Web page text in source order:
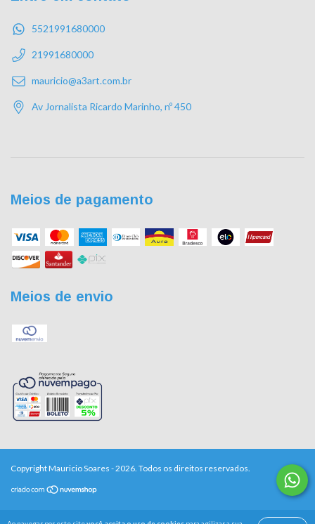
5521991680000
21991680000
mauricio@a3art.com.br
Av Jornalista Ricardo Marinho, nº 450
Meios de pagamento
Meios de envio
Copyright Mauricio Soares - 2026. Todos os direitos reservados.